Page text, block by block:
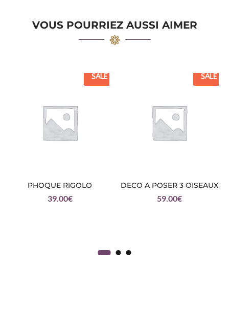
VOUS POURRIEZ AUSSI AIMER
SALE
PHOQUE RIGOLO
39.00€
SALE
DECO A POSER 3 OISEAUX
59.00€